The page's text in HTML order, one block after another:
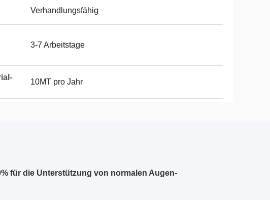
Verhandlungsfähig
3-7 Arbeitstage
10MT pro Jahr
für die Unterstützung von normalen Augen-